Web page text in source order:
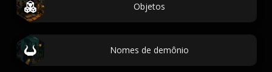
Objetos
Nomes de demônio